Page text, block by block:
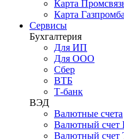
Карта
Карта
Сервисы
Бухгалтерия
Для ИП
Для ООО
Сбер
ВТБ
Т-банк
ВЭД
Валютные счета
Валютный счет
Валютный счет